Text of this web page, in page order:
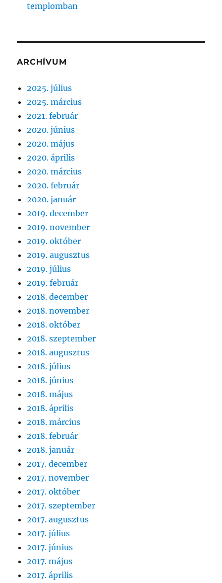
templomban
ARCHÍVUM
2025. július
2025. március
2021. február
2020. június
2020. május
2020. április
2020. március
2020. február
2020. január
2019. december
2019. november
2019. október
2019. augusztus
2019. július
2019. február
2018. december
2018. november
2018. október
2018. szeptember
2018. augusztus
2018. július
2018. június
2018. május
2018. április
2018. március
2018. február
2018. január
2017. december
2017. november
2017. október
2017. szeptember
2017. augusztus
2017. július
2017. június
2017. május
2017. április